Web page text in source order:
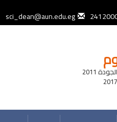
sci_dean@aun.edu.eg
2011